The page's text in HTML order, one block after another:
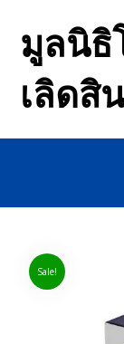
มูลนิธิ
เลิดสิ
Sale!